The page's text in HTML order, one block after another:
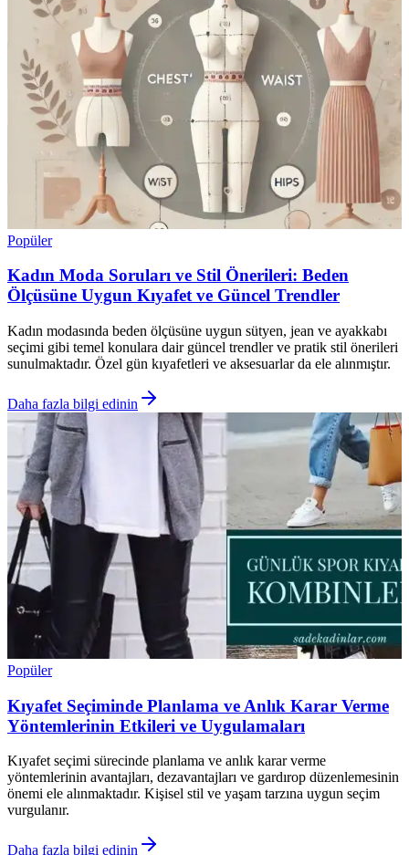
Popüler
Kadın Moda Soruları ve Stil Önerileri: Beden
Ölçüsüne Uygun Kıyafet ve Güncel Trendler
Kadın modasında beden ölçüsüne uygun sütyen, jean ve ayakkabı
seçimi gibi temel konulara dair güncel trendler ve pratik stil önerileri
sunulmaktadır. Özel gün kıyafetleri ve aksesuarlar da ele alınmıştır.
Daha fazla bilgi edinin
Popüler
Kıyafet Seçiminde Planlama ve Anlık Karar Verme
Yöntemlerinin Etkileri ve Uygulamaları
Kıyafet seçimi sürecinde planlama ve anlık karar verme
yöntemlerinin avantajları, dezavantajları ve gardırop düzenlemesinin
önemi ele alınmaktadır. Kişisel stil ve yaşam tarzına uygun seçim
vurgulanır.
Daha fazla bilgi edinin